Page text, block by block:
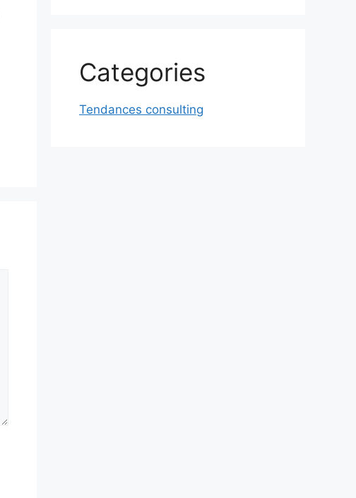
Categories
Tendances consulting